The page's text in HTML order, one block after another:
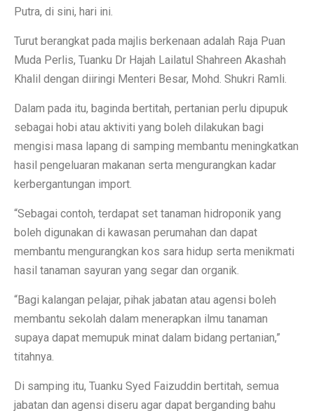
Putra, di sini, hari ini.
Turut berangkat pada majlis berkenaan adalah Raja Puan
Muda Perlis, Tuanku Dr Hajah Lailatul Shahreen Akashah
Khalil dengan diiringi Menteri Besar, Mohd. Shukri Ramli.
Dalam pada itu, baginda bertitah, pertanian perlu dipupuk
sebagai hobi atau aktiviti yang boleh dilakukan bagi
mengisi masa lapang di samping membantu meningkatkan
hasil pengeluaran makanan serta mengurangkan kadar
kerbergantungan import.
“Sebagai contoh, terdapat set tanaman hidroponik yang
boleh digunakan di kawasan perumahan dan dapat
membantu mengurangkan kos sara hidup serta menikmati
hasil tanaman sayuran yang segar dan organik.
“Bagi kalangan pelajar, pihak jabatan atau agensi boleh
membantu sekolah dalam menerapkan ilmu tanaman
supaya dapat memupuk minat dalam bidang pertanian,”
titahnya.
Di samping itu, Tuanku Syed Faizuddin bertitah, semua
jabatan dan agensi diseru agar dapat berganding bahu